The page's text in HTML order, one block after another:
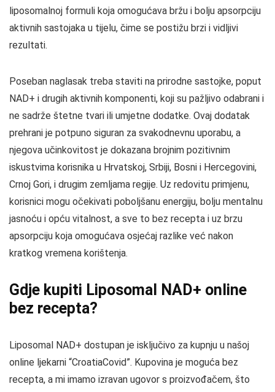
liposomalnoj formuli koja omogućava bržu i bolju apsorpciju
aktivnih sastojaka u tijelu, čime se postižu brzi i vidljivi
rezultati.
Poseban naglasak treba staviti na prirodne sastojke, poput
NAD+ i drugih aktivnih komponenti, koji su pažljivo odabrani i
ne sadrže štetne tvari ili umjetne dodatke. Ovaj dodatak
prehrani je potpuno siguran za svakodnevnu uporabu, a
njegova učinkovitost je dokazana brojnim pozitivnim
iskustvima korisnika u Hrvatskoj, Srbiji, Bosni i Hercegovini,
Crnoj Gori, i drugim zemljama regije. Uz redovitu primjenu,
korisnici mogu očekivati poboljšanu energiju, bolju mentalnu
jasnoću i opću vitalnost, a sve to bez recepta i uz brzu
apsorpciju koja omogućava osjećaj razlike već nakon
kratkog vremena korištenja.
Gdje kupiti Liposomal NAD+ online
bez recepta?
Liposomal NAD+ dostupan je isključivo za kupnju u našoj
online ljekarni “CroatiaCovid”. Kupovina je moguća bez
recepta, a mi imamo izravan ugovor s proizvođačem, što